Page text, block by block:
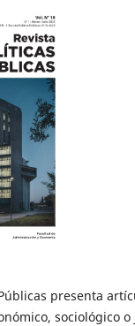
presenta
sociológico